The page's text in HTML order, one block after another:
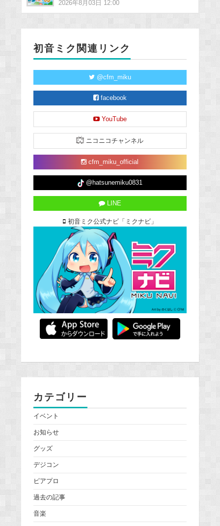
2026年8月03日 12:00
初音ミク関連リンク
@cfm_miku
facebook
YouTube
ニコニコチャンネル
cfm_miku_official
@hatsunemiku0831
LINE
初音ミク公式ナビ「ミクナビ」
カテゴリー
イベント
お知らせ
グッズ
デジコン
ピアプロ
過去の記事
音楽